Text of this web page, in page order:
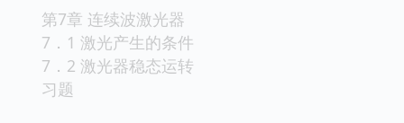
第7章 连续波激光器
7．1 激光产生的条件
7．2 激光器稳态运转
习题